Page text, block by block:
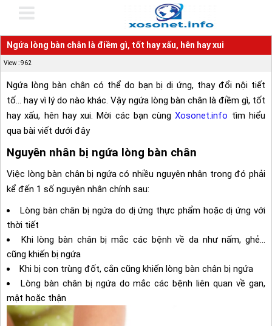
Ngứa lòng bàn chân là điềm gì, tốt hay xấu, hên hay xui
View : 962
Ngứa lòng bàn chân có thể do bạn bị dị ứng, thay đổi nội tiết
tố… hay vì lý do nào khác. Vậy ngứa lòng bàn chân là điềm gì, tốt
hay xấu, hên hay xui. Mời các bạn cùngXosonet.info tìm hiểu
qua bài viết dưới đây
Nguyên nhân bị ngứa lòng bàn chân
Việc lòng bàn chân bị ngứa có nhiều nguyên nhân trong đó phải
kể đến 1 số nguyên nhân chính sau:
Lòng bàn chân bị ngứa do dị ứng thực phẩm hoặc dị ứng với
thời tiết
Khi lòng bàn chân bị mắc các bệnh về da như nấm, ghẻ…
cũng khiến bị ngứa
Khi bị con trùng đốt, cắn cũng khiến lòng bàn chân bị ngứa
Lòng bàn chân bị ngứa do mắc các bệnh liên quan về gan,
mật hoặc thận